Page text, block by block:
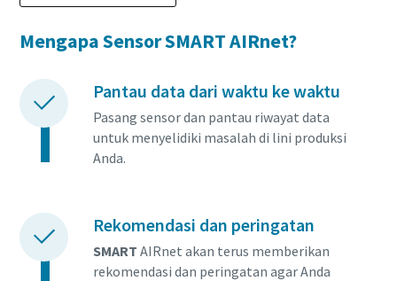
Mengapa Sensor SMART AIRnet?
Pantau data dari waktu ke waktu
Pasang sensor dan pantau riwayat data
untuk menyelidiki masalah di lini produksi
Anda.
Rekomendasi dan peringatan
SMART AIRnet akan terus memberikan
rekomendasi dan peringatan agar Anda